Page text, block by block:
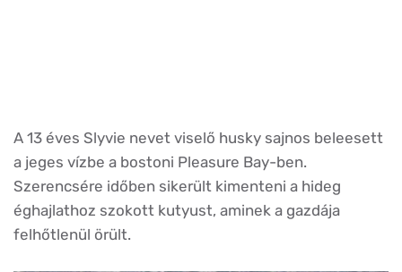
A 13 éves Slyvie nevet viselő husky sajnos beleesett
a jeges vízbe a bostoni Pleasure Bay-ben.
Szerencsére időben sikerült kimenteni a hideg
éghajlathoz szokott kutyust, aminek a gazdája
felhőtlenül örült.